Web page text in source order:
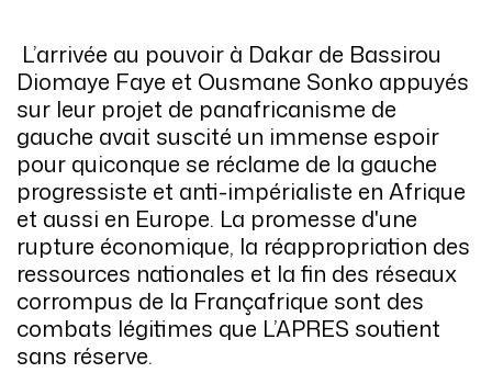
L’arrivée au pouvoir à Dakar de Bassirou
Diomaye Faye et Ousmane Sonko appuyés
sur leur projet de panafricanisme de
gauche avait suscité un immense espoir
pour quiconque se réclame de la gauche
progressiste et anti-impérialiste en Afrique
et aussi en Europe. La promesse d'une
rupture économique, la réappropriation des
ressources nationales et la fin des réseaux
corrompus de la Françafrique sont des
combats légitimes que L’APRES soutient
sans réserve.